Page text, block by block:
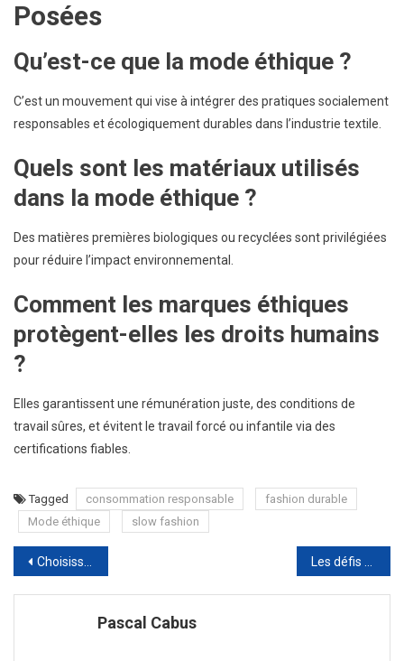
Posées
Qu’est-ce que la mode éthique ?
C’est un mouvement qui vise à intégrer des pratiques socialement
responsables et écologiquement durables dans l’industrie textile.
Quels sont les matériaux utilisés
dans la mode éthique ?
Des matières premières biologiques ou recyclées sont privilégiées
pour réduire l’impact environnemental.
Comment les marques éthiques
protègent-elles les droits humains
?
Elles garantissent une rémunération juste, des conditions de
travail sûres, et évitent le travail forcé ou infantile via des
certifications fiables.
Tagged consommation responsable
fashion durable
Mode éthique
slow fashion
Navigation
de
l’article
Choisissez une fond de robe longue et invisible pour une élégance subtile
Pascal Cabus